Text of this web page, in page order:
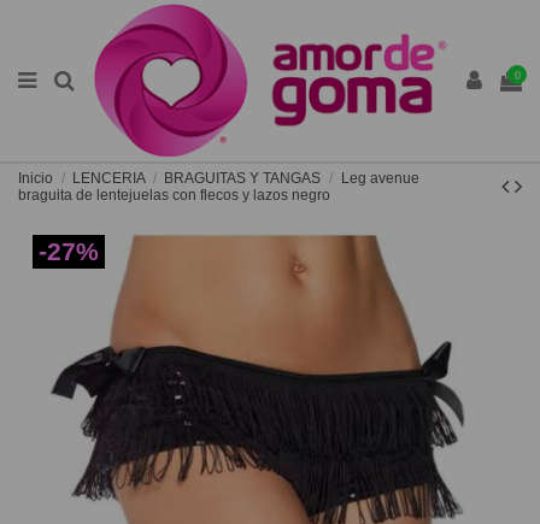
0
Inicio LENCERIA BRAGUITAS Y TANGAS
Leg avenue
braguita de lentejuelas con flecos y lazos negro
-27%